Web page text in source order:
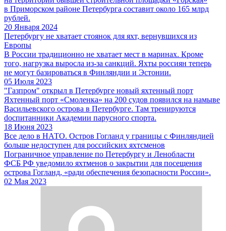
в Приморском районе Петербурга составит около 165 млрд
рублей.
20 Января 2024
Петербургу не хватает стоянок для яхт, вернувшихся из
Европы
В России традиционно не хватает мест в маринах. Кроме
того, нагрузка выросла из-за санкций. Яхты россиян теперь
не могут базироваться в Финляндии и Эстонии.
05 Июля 2023
"Газпром" открыл в Петербурге новый яхтенный порт
Яхтенный порт «Смоленка» на 200 судов появился на намыве
Васильевского острова в Петербурге. Там тренируются
dоспитанники Академии парусного спорта.
18 Июня 2023
Все дело в НАТО. Остров Гогланд у границы с Финляндией
больше недоступен для российских яхтсменов
Пограничное управление по Петербургу и Ленобласти
ФСБ РФ уведомило яхтменов о закрытии для посещения
острова Гогланд, «ради обеспечения безопасности России».
02 Мая 2023